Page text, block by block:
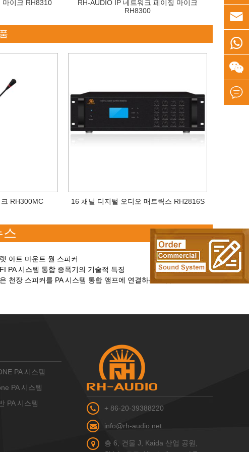
마이크 RH8310
RH-AUDIO IP 네트워크 페이징 마이크
RH8300
RH300MC 16 채널 디지털 오디오 매트릭스 RH2816S
스
아트 마운트 월 스피커
PA 시스템 통합 증폭기의 기술적 특징
천장 스피커를 PA 시스템 통합 앰프에 연결하는 방법?
PA 시스템
PA 시스템
PA 시스템
+ 86-20-39388220
info@rh-audio.net
층 6, 건물 J, Kaida 산업 공원,



